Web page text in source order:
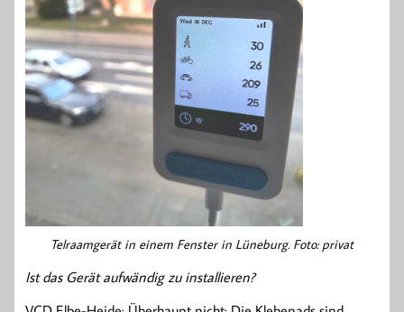
Telraamgerät in einem Fenster in Lüneburg. Foto: privat
Ist das Gerät aufwändig zu installieren?